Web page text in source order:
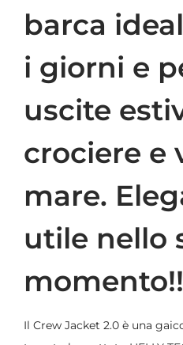
barca
i giorni e
uscite
crociere e
mare.
utile nello
momento!!
Il Crew Jacket 2.0 è una